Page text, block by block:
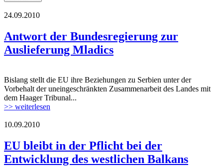
24.09.2010
Antwort der Bundesregierung zur
Auslieferung Mladics
Bislang stellt die EU ihre Beziehungen zu Serbien unter der
Vorbehalt der uneingeschränkten Zusammenarbeit des Landes mit
dem Haager Tribunal...
>> weiterlesen
10.09.2010
EU bleibt in der Pflicht bei der
Entwicklung des westlichen Balkans